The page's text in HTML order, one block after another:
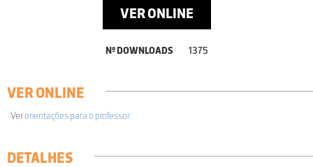
VER ONLINE
Nº DOWNLOADS 1375
VER ONLINE
Verorientações para o professor.
DETALHES